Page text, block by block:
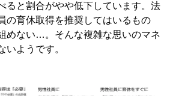
ると割合がやや低下しています。法
の育休取得を推奨してはいるもの
めない…。そんな複雑な思いのマネ
いようです。